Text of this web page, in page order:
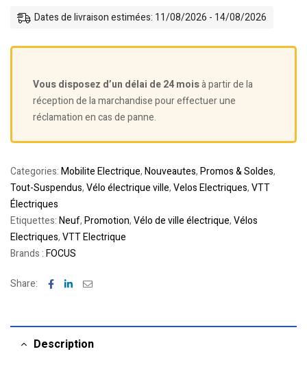
Dates de livraison estimées: 11/08/2026 - 14/08/2026
Vous disposez d’un délai de 24 moisà partir de la
réception de la marchandise pour effectuer une
réclamation en cas de panne.
Categories:Mobilite Electrique,Nouveautes,Promos & Soldes,
Tout-Suspendus,Vélo électrique ville,Velos Electriques,VTT
Électriques
Etiquettes:Neuf,Promotion,Vélo de ville électrique,Vélos
Electriques,VTT Electrique
Brands :FOCUS
Share: Facebook
LinkedinEmail
Description